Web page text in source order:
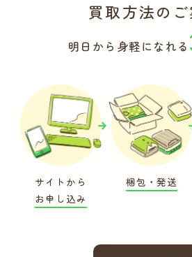
買取方法のご
明日から身軽になれる
サイトから
お申し込み
梱包・発送